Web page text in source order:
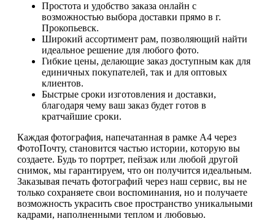
Простота и удобство заказа онлайн с
возможностью выбора доставки прямо в г.
Прокопьевск.
Широкий ассортимент рам, позволяющий найти
идеальное решение для любого фото.
Гибкие цены, делающие заказ доступным как для
единичных покупателей, так и для оптовых
клиентов.
Быстрые сроки изготовления и доставки,
благодаря чему ваш заказ будет готов в
кратчайшие сроки.
Каждая фотография, напечатанная в рамке А4 через
ФотоПочту, становится частью истории, которую вы
создаете. Будь то портрет, пейзаж или любой другой
снимок, мы гарантируем, что он получится идеальным.
Заказывая печать фотографий через наш сервис, вы не
только сохраняете свои воспоминания, но и получаете
возможность украсить свое пространство уникальными
кадрами, наполненными теплом и любовью.